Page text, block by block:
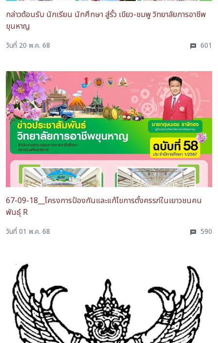
กล่าวต้อนรับ นักเรียน นักศึกษา สู่รั้ว เขียว-ชมพู วิทยาลัยการอาชีพ
ขุนหาญ
วันที่ 20 พ.ค. 68 601
67-09-18__โครงการป้องกันและแก้ไขการตั้งครรภ์ในเยาวชนคน
พันธุ์ R
วันที่ 01 พ.ค. 68 590